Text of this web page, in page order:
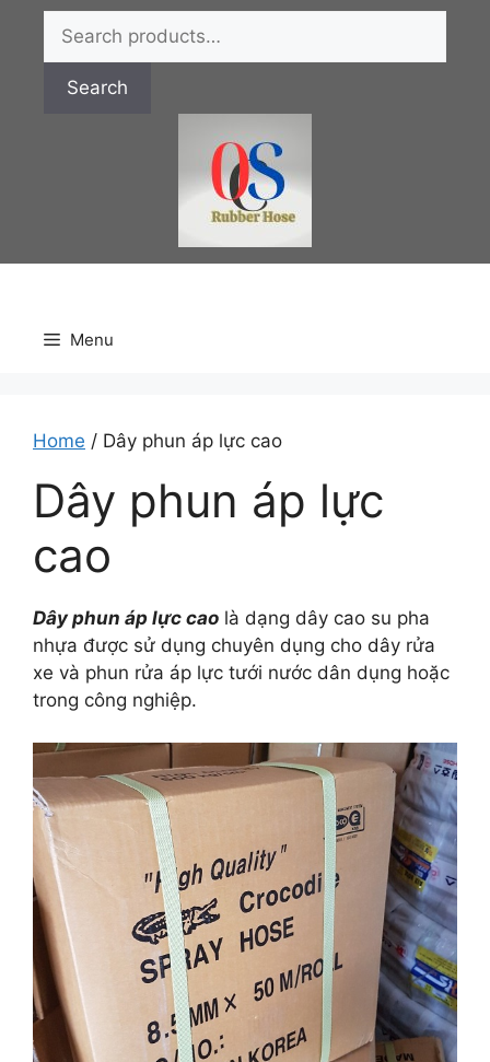
Chuyển
for:
Search
Menu
Home / Dây phun áp lực cao
Dây phun áp lực
cao
Dây phun áp lực cao là dạng dây cao su pha
nhựa được sử dụng chuyên dụng cho dây rửa
xe và phun rửa áp lực tưới nước dân dụng hoặc
trong công nghiệp.